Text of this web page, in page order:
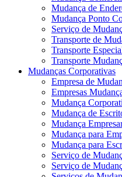
Mudança de
Mudança Ponto
Serviço de
Transporte de
Transporte
Transporte
Mudanças Corporativas
Empresa de
Empresas
Mudança
Mudança de
Mudança
Mudança para
Mudança para
Serviço de
Serviço de